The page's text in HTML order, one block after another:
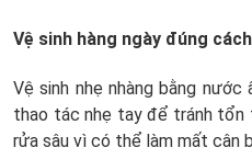
Vệ sinh hàng ngày đúng cách
Vệ sinh nhẹ nhàng bằng nước
thao tác nhẹ tay để tránh
rửa sâu vì có thể làm mất cân